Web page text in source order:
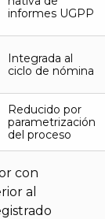
informes UGPP
Integrada al
ciclo de nómina
Reducido por
parametrización
del proceso
con
al